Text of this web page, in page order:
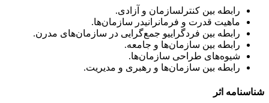
رابطه بین کنترلسازمان و آزادی.
ماهیت قدرت و فرمانرانیدر سازمان‌ها.
رابطه بین فردگراییو جمع‌گرایی در سازمان‌های مدرن.
رابطه بین سازمان‌ها و جامعه.
شیوه‌های طراحی سازمان‌ها.
رابطه بین سازمان‌ها و رهبری و مدیریت.
شناسنامه اثر